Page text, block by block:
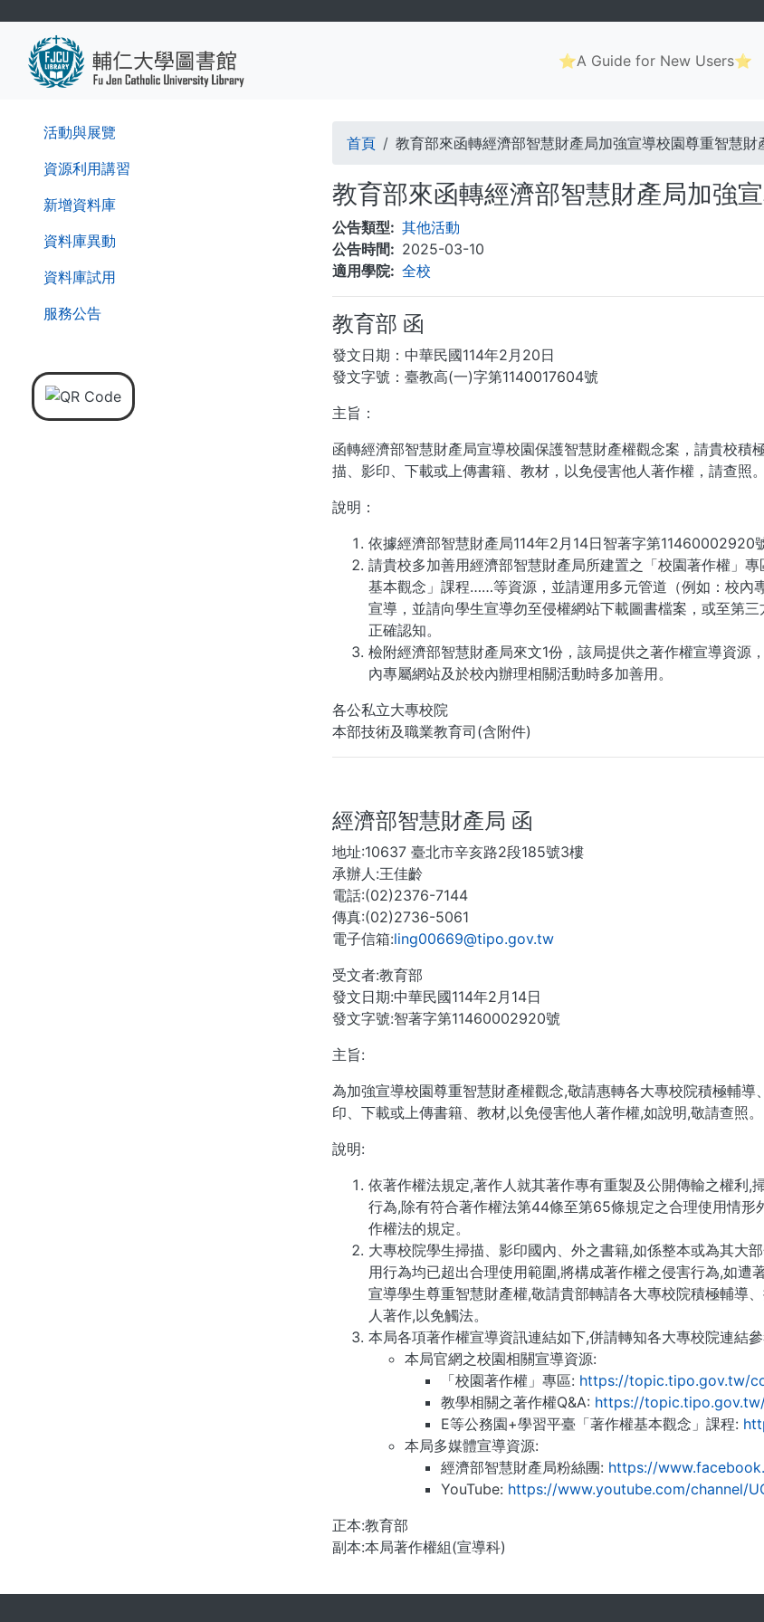
Main
navigation
⭐A Guide for New Users⭐
活動與展覽
資源利用講習
新增資料庫
資料庫異動
資料庫試用
服務公告
導
航
連
結
首頁 教育部來函轉經濟部智慧財產局加強宣導校園尊重智慧財
教育部來函轉經濟部智慧財產局加強
公告類型
其他活動
公告時間
2025-03-10
適用學院
全校
教育部 函
發文日期：中華民國114年2月20日
發文字號：臺教高(一)字第1140017604號
主旨：
函轉經濟部智慧財產局宣導校園保護智慧財產權觀念案，請貴校
描、影印、下載或上傳書籍、教材，以免侵害他人著作權，請查照。
說明：
依據經濟部智慧財產局114年2月14日智著字第11460002920
請貴校多加善用經濟部智慧財產局所建置之「校園著作權」
基本觀念」課程……等資源，並請運用多元管道（例如：校
宣導，並請向學生宣導勿至侵權網站下載圖書檔案，或至第
正確認知。
檢附經濟部智慧財產局來文1份，該局提供之著作權宣導資
內專屬網站及於校內辦理相關活動時多加善用。
各公私立大專校院
本部技術及職業教育司(含附件)
經濟部智慧財產局 函
地址:10637 臺北市辛亥路2段185號3樓
承辦人:王佳齡
電話:(02)2376-7144
傳真:(02)2736-5061
電子信箱:ling00669@tipo.gov.tw
受文者:教育部
發文日期:中華民國114年2月14日
發文字號:智著字第11460002920號
主旨:
為加強宣導校園尊重智慧財產權觀念,敬請惠轉各大專校院積極輔
印、下載或上傳書籍、教材,以免侵害他人著作權,如說明,敬請查照。
說明:
依著作權法規定,著作人就其著作專有重製及公開傳輸之權利
行為,除有符合著作權法第44條至第65條規定之合理使用情
作權法的規定。
大專校院學生掃描、影印國內、外之書籍,如係整本或為其大
用行為均已超出合理使用範圍,將構成著作權之侵害行為,如
宣導學生尊重智慧財產權,敬請貴部轉請各大專校院積極輔導
人著作,以免觸法。
本局各項著作權宣導資訊連結如下,併請轉知各大專校院連結
本局官網之校園相關宣導資源:
「校園著作權」專區: https://topic.tipo.gov.tw/
教學相關之著作權Q&A: https://
E等公務園+學習平臺「著作權基本觀念」課程:
本局多媒體宣導資源:
經濟部智慧財產局粉絲團: https://
YouTube: https://www.youtube.com/channel/
正本:教育部
副本:本局著作權組(宣導科)